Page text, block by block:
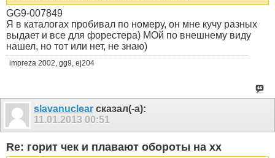
GG9-007849
Я в каталогах пробивал по номеру, он мне кучу разных
выдает и все для форестера) МОй по внешнему виду
нашел, но тот или нет, не знаю)
impreza 2002, gg9, ej204
slavanuclear сказал(-а):
11.01.2013 00:51
Re: горит чек и плавают обороты на хх